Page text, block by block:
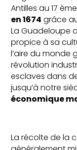
Antilles au 17
en 1674 grâce
La Guadeloupe
propice à sa
l’aire du
révolution
esclaves dans
jusqu’à notre
économique
La récolte de la